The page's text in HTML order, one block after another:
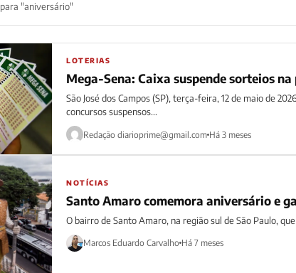
para "aniversário"
LOTERIAS
Mega-Sena: Caixa suspende sorteios
São José dos Campos (SP), terça-feira, 12 de maio de
concursos suspensos...
Redação diarioprime@gmail.com Há 3 meses
NOTÍCIAS
Santo Amaro comemora aniversário e
O bairro de Santo Amaro, na região sul de São Paulo,
Marcos Eduardo Carvalho Há 7 meses